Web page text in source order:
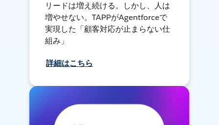
リードは増え続ける。しかし、人は
増やせない。TAPPがAgentforceで
実現した「顧客対応が止まらない仕
組み」
詳細はこちら